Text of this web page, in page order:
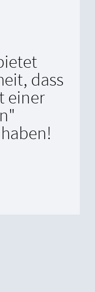
dass
einer